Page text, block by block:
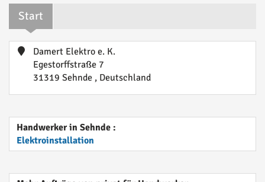
Start
Damert Elektro e. K.
Egestorffstraße 7
31319 Sehnde , Deutschland
Handwerker in Sehnde :
Elektroinstallation